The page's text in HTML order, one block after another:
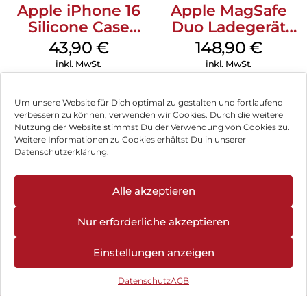
Um unsere Website für Dich optimal zu gestalten und fortlaufend
verbessern zu können, verwenden wir Cookies. Durch die weitere
Nutzung der Website stimmst Du der Verwendung von Cookies zu.
Weitere Informationen zu Cookies erhältst Du in unserer
Datenschutzerklärung.
Alle akzeptieren
Nur erforderliche akzeptieren
Einstellungen anzeigen
DatenschutzAGB
Apple iPhone 16
Silicone Case
MagSafe Plum
43,90 €
inkl. MwSt.
Apple MagSafe
Duo Ladegerät
Weiß
148,90 €
inkl. MwSt.
Impressum
Hinweis zur Batterieentsorgung
Newsletter
, Brodos AG – All Rights Reserved.